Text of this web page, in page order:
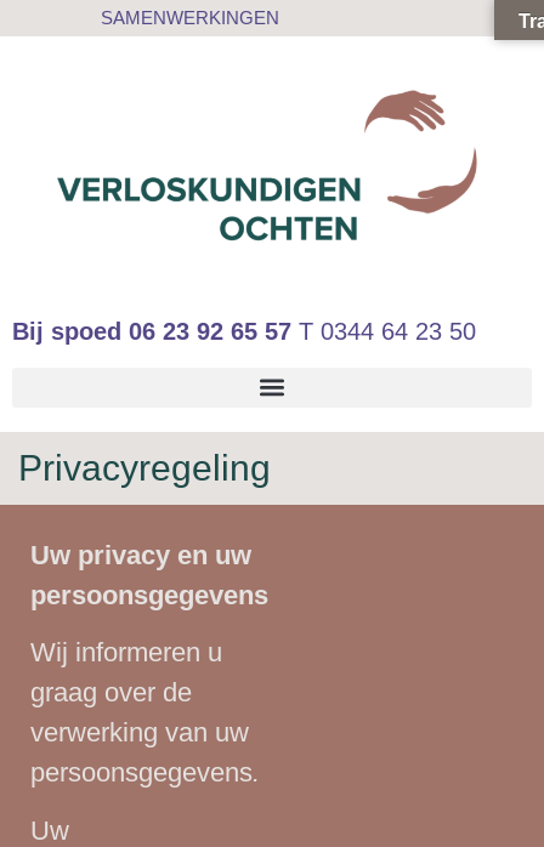
SAMENWERKINGEN
Bij spoed 06 23 92 65 57 T 0344 64 23 50
Privacyregeling
Uw privacy en uw
persoonsgegevens
Wij informeren u
graag over de
verwerking van uw
persoonsgegevens.
Uw